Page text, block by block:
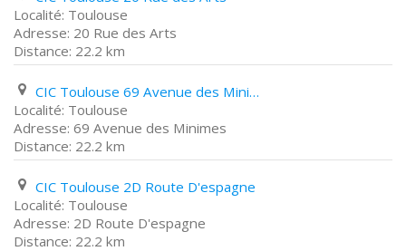
Toulouse
20 Rue des Arts
22.2 km
CIC Toulouse 69 Avenue des Minimes
Toulouse
69 Avenue des Minimes
22.2 km
CIC Toulouse 2D Route D'espagne
Toulouse
2D Route D'espagne
22.2 km